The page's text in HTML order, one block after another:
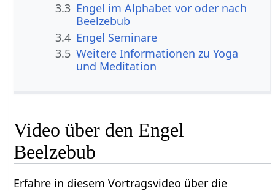
3.3 Engel im Alphabet vor oder nach
Beelzebub
3.4 Engel Seminare
3.5 Weitere Informationen zu Yoga
und Meditation
Video über den Engel
Beelzebub
Erfahre in diesem Vortragsvideo über die